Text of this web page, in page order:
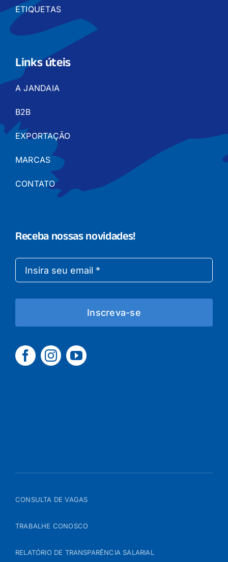
ETIQUETAS
Links úteis
A JANDAIA
B2B
EXPORTAÇÃO
MARCAS
CONTATO
Receba nossas novidades!
Inscreva-se
CONSULTA DE VAGAS
TRABALHE CONOSCO
RELATÓRIO DE TRANSPARÊNCIA SALARIAL